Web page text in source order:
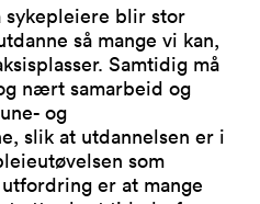
sykepleiere blir stor
så mange vi kan,
Samtidig må
nært samarbeid og
og
slik at utdannelsen er i
som
er at mange